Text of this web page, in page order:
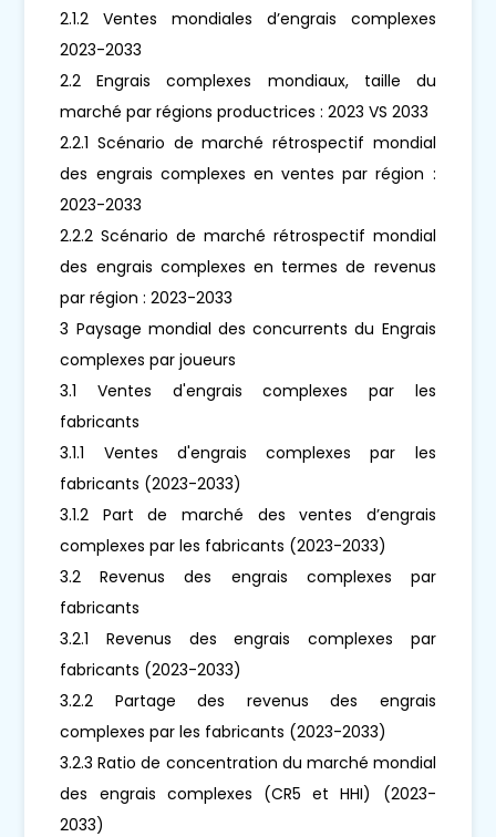
2.1.2 Ventes mondiales d’engrais complexes
2023-2033
2.2 Engrais complexes mondiaux, taille du
marché par régions productrices : 2023 VS 2033
2.2.1 Scénario de marché rétrospectif mondial
des engrais complexes en ventes par région :
2023-2033
2.2.2 Scénario de marché rétrospectif mondial
des engrais complexes en termes de revenus
par région : 2023-2033
3 Paysage mondial des concurrents du Engrais
complexes par joueurs
3.1 Ventes d'engrais complexes par les
fabricants
3.1.1 Ventes d'engrais complexes par les
fabricants (2023-2033)
3.1.2 Part de marché des ventes d’engrais
complexes par les fabricants (2023-2033)
3.2 Revenus des engrais complexes par
fabricants
3.2.1 Revenus des engrais complexes par
fabricants (2023-2033)
3.2.2 Partage des revenus des engrais
complexes par les fabricants (2023-2033)
3.2.3 Ratio de concentration du marché mondial
des engrais complexes (CR5 et HHI) (2023-
2033)